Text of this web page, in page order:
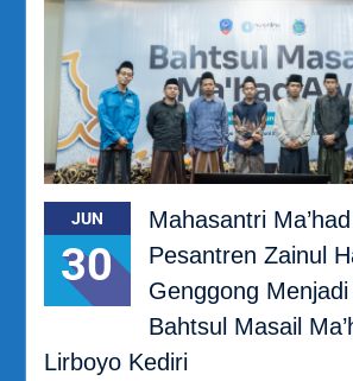
JUN
30
Mahasantri
Pesantren Zainul
Genggong
Bahtsul Masail
Lirboyo Kediri